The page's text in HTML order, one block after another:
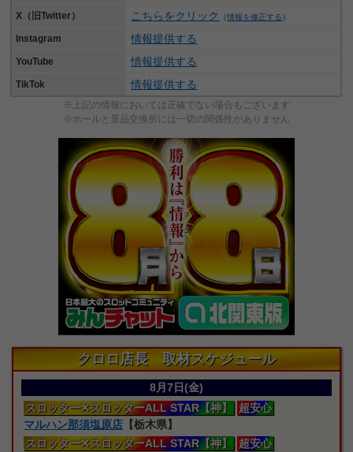
X（旧Twitter） こちらをクリック （情報を修正する ）
Instagram 情報提供する
YouTube 情報提供する
TikTok 情報提供する
※上記の情報においては正確でない場合もございます
※ホールと景品交換所には一切の関係性がありません
クロロ店長 取材スケジュール
8月7日(金)
スロッター✕スロッターALL STAR【神】
超安心
マルハン那須塩原店 【栃木県】
スロッター✕スロッターALL STAR【神】
超安心